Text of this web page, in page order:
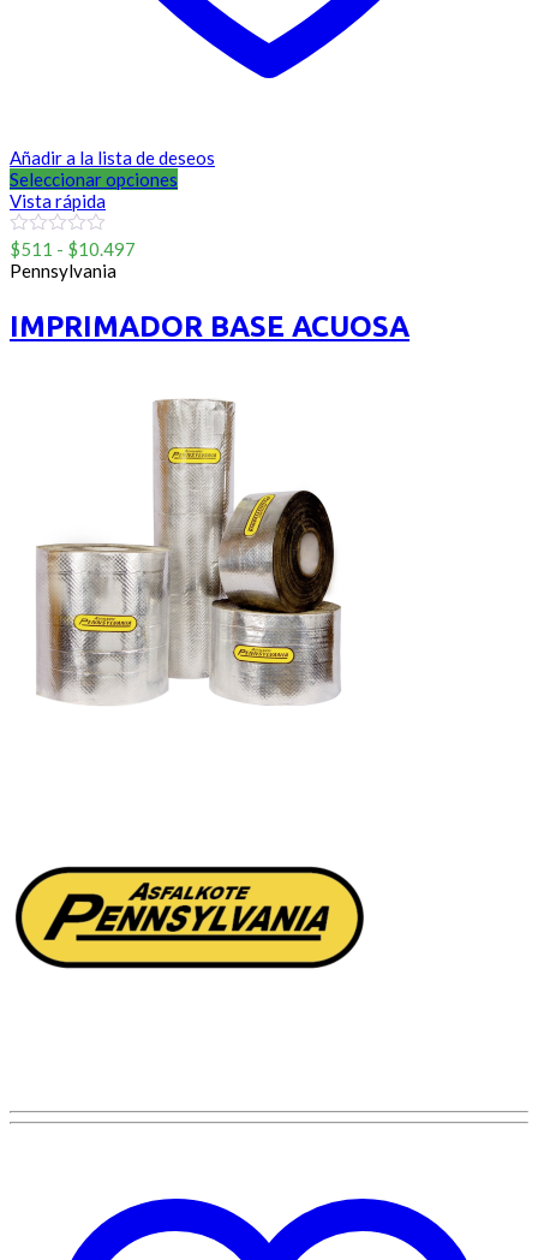
Añadir a la lista de deseos
Seleccionar opciones
Vista rápida
0
out
of
$511 - $10.497
desde
$511
Pennsylvania
IMPRIMADOR BASE ACUOSA